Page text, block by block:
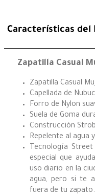
Características del
Zapatilla Casual
Zapatilla Casual
Capellada de
Forro de Nylon
Suela de Goma
Construcción
Repelente al agua
Tecnología
especial que
uso diario en la
agua, pero si te
fuera de tu zapato.